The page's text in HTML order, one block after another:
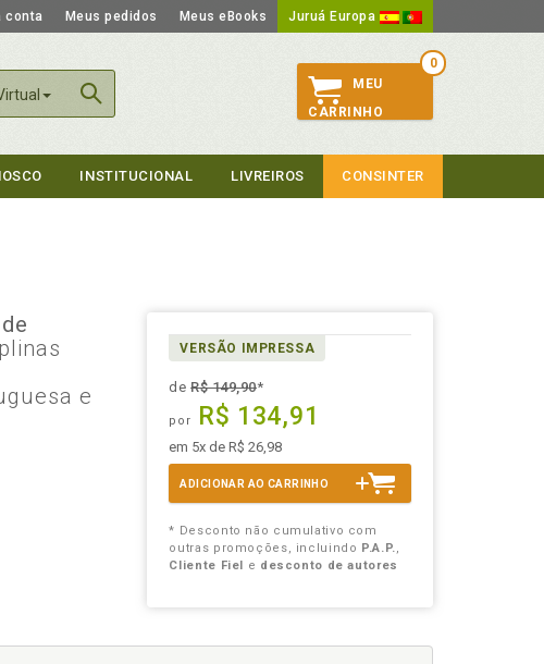
conta Meus pedidos Meus eBooks Juruá Europa
0
MEU
CARRINHO
INSTITUCIONAL LIVREIROS CONSINTER
e
VERSÃO IMPRESSA
deR$ 149,90*
por R$ 134,91
em 5x de R$ 26,98
ADICIONAR AO CARRINHO
* Desconto não cumulativo com
outras promoções, incluindo P.A.P.,
Cliente Fiel e desconto de autores